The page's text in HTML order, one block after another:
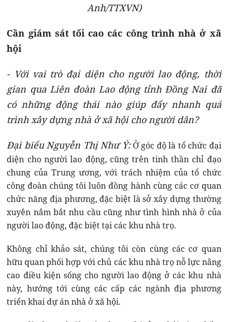
Anh/TTXVN)
Cần giám sát tối cao các công trình nhà ở xã
hội
- Với vai trò đại diện cho người lao động, thời
gian qua Liên đoàn Lao động tỉnh Đồng Nai đã
có những động thái nào giúp đẩy nhanh quá
trình xây dựng nhà ở xã hội cho người dân?
Đại biểu Nguyễn Thị Như Ý:Ở góc độ là tổ chức đại
diện cho người lao động, cũng trên tinh thần chỉ đạo
chung của Trung ương, với trách nhiệm của tổ chức
công đoàn chúng tôi luôn đồng hành cùng các cơ quan
chức năng địa phương, đặc biệt là sở xây dựng thường
xuyên nắm bắt nhu cầu cũng như tình hình nhà ở của
người lao động, đặc biệt tại các khu nhà trọ.
Không chỉ khảo sát, chúng tôi còn cùng các cơ quan
hữu quan phối hợp với chủ các khu nhà trọ nỗ lực nâng
cao điều kiện sống cho người lao động ở các khu nhà
này, hướng tới cùng các cấp các ngành địa phương
triển khai dự án nhà ở xã hội.